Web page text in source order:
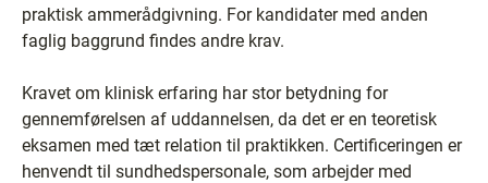
praktisk ammerådgivning. For kandidater med anden
faglig baggrund findes andre krav.
Kravet om klinisk erfaring har stor betydning for
gennemførelsen af uddannelsen, da det er en teoretisk
eksamen med tæt relation til praktikken. Certificeringen er
henvendt til sundhedspersonale, som arbejder med